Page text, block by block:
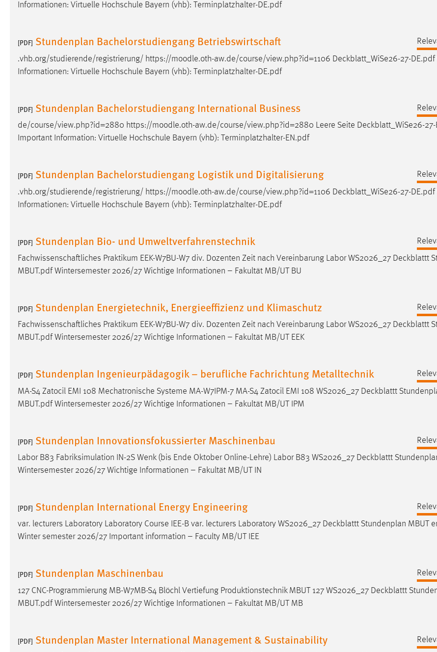
Informationen: Virtuelle Hochschule Bayern (vhb): Terminplatzhalter-DE.pdf
[PDF] Stundenplan Bachelorstudiengang Betriebswirtschaft
.vhb.org/studierende/registrierung/ https://moodle.oth-aw.de/course/view.php?id=1106 Deckblatt_WiSe26-27-DE.pdf
Informationen: Virtuelle Hochschule Bayern (vhb): Terminplatzhalter-DE.pdf
[PDF] Stundenplan Bachelorstudiengang International Business
de/course/view.php?id=2880 https://moodle.oth-aw.de/course/view.php?id=2880 Leere Seite Deckblatt_WiSe26-
Important Information: Virtuelle Hochschule Bayern (vhb): Terminplatzhalter-EN.pdf
[PDF] Stundenplan Bachelorstudiengang Logistik und Digitalisierung
.vhb.org/studierende/registrierung/ https://moodle.oth-aw.de/course/view.php?id=1106 Deckblatt_WiSe26-27-DE.pdf
Informationen: Virtuelle Hochschule Bayern (vhb): Terminplatzhalter-DE.pdf
[PDF] Stundenplan Bio- und Umweltverfahrenstechnik
Fachwissenschaftliches Praktikum EEK-W7BU-W7 div. Dozenten Zeit nach Vereinbarung Labor WS2026_27 Deckblattt
MBUT.pdf Wintersemester 2026/27 Wichtige Informationen – Fakultät MB/UT BU
[PDF] Stundenplan Energietechnik, Energieeffizienz und Klimaschutz
Fachwissenschaftliches Praktikum EEK-W7BU-W7 div. Dozenten Zeit nach Vereinbarung Labor WS2026_27 Deckblattt
MBUT.pdf Wintersemester 2026/27 Wichtige Informationen – Fakultät MB/UT EEK
[PDF] Stundenplan Ingenieurpädagogik – berufliche Fachrichtung Metalltechnik
MA-S4 Zatocil EMI 108 Mechatronische Systeme MA-W7IPM-7 MA-S4 Zatocil EMI 108 WS2026_27 Deckblattt
MBUT.pdf Wintersemester 2026/27 Wichtige Informationen – Fakultät MB/UT IPM
[PDF] Stundenplan Innovationsfokussierter Maschinenbau
Labor B83 Fabriksimulation IN-2S Wenk (bis Ende Oktober Online-Lehre) Labor B83 WS2026_27 Deckblattt
Wintersemester 2026/27 Wichtige Informationen – Fakultät MB/UT IN
[PDF] Stundenplan International Energy Engineering
var. lecturers Laboratory Laboratory Course IEE-B var. lecturers Laboratory WS2026_27 Deckblattt Stundenplan MBUT
Winter semester 2026/27 Important information – Faculty MB/UT IEE
[PDF] Stundenplan Maschinenbau
127 CNC-Programmierung MB-W7MB-S4 Blöchl Vertiefung Produktionstechnik MBUT 127 WS2026_27 Deckblattt
MBUT.pdf Wintersemester 2026/27 Wichtige Informationen – Fakultät MB/UT MB
[PDF] Stundenplan Master International Management & Sustainability
Zweck:
Für performante Seitenauslieferung wird
Sprachpräferenz
Sprache der Website.
Cookie Laufzeit: 30 Tage
Name:
MibewSessionID, MIBEW_UserID,
mibew_locale, mibew-chat-frame-style-
5e9dbeb1811c0446
Cookie Laufzeit: MibewSessionID, mibew-chat-frame-
style-5e9dbeb1811c0446 =
Jahre, MIBEW_UserID = 1 Jahr
Login
Name: fe_user, be_user, be_lastLoginProvider
Zweck:
Dieser Cookie ist notwendig um sich an
Cookie Laufzeit: 24 Stunden
STATISTIK
Diese Informationen helfen uns zu verstehen, wie
Matomo
Zweck: Zugriffsstatistik
MARKETING
Marketing Cookies werden von Drittanbietern
verwendet, um personalisierte Werbung anzuzeigen.
Sie tun dies, indem sie Besucher über Websites
Google Ads